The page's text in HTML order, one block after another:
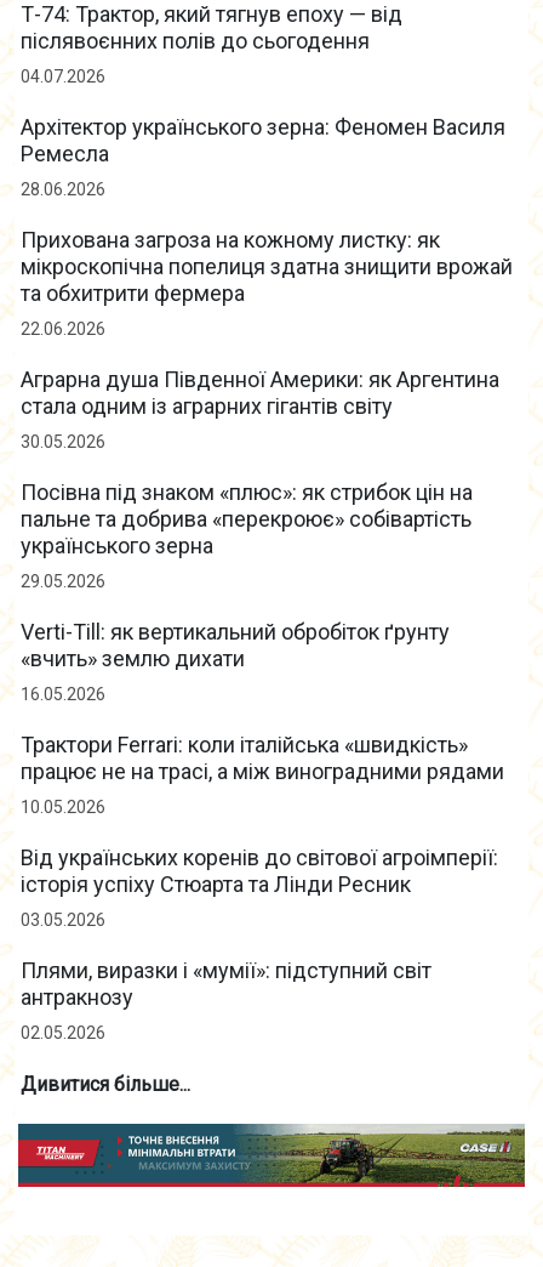
Т-74: Трактор, який тягнув епоху — від
післявоєнних полів до сьогодення
04.07.2026
Архітектор українського зерна: Феномен Василя
Ремесла
28.06.2026
Прихована загроза на кожному листку: як
мікроскопічна попелиця здатна знищити врожай
та обхитрити фермера
22.06.2026
Аграрна душа Південної Америки: як Аргентина
стала одним із аграрних гігантів світу
30.05.2026
Посівна під знаком «плюс»: як стрибок цін на
пальне та добрива «перекроює» собівартість
українського зерна
29.05.2026
Verti-Till: як вертикальний обробіток ґрунту
«вчить» землю дихати
16.05.2026
Трактори Ferrari: коли італійська «швидкість»
працює не на трасі, а між виноградними рядами
10.05.2026
Від українських коренів до світової агроімперії:
історія успіху Стюарта та Лінди Ресник
03.05.2026
Плями, виразки і «мумії»: підступний світ
антракнозу
02.05.2026
Дивитися більше...